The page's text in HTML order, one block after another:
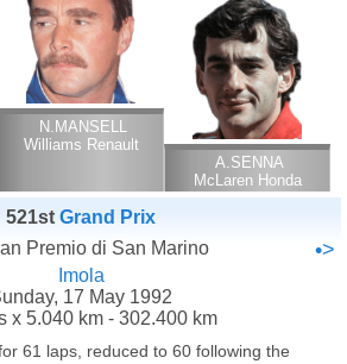
N.MANSELL
Williams Renault
A.SENNA
McLaren Honda
521st Grand Prix
Premio di San Marino •>
Imola
17 May 1992
x 5.040 km - 302.400 km
61 laps, reduced to 60 following the